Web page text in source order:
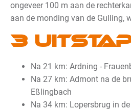
ongeveer 100 m aan de
aan de monding van de Gulling,
3
Na 21 km: Ardning -
Na 27 km: Admont na de
Eßlingbach
Na 34 km: Lopersbrug in